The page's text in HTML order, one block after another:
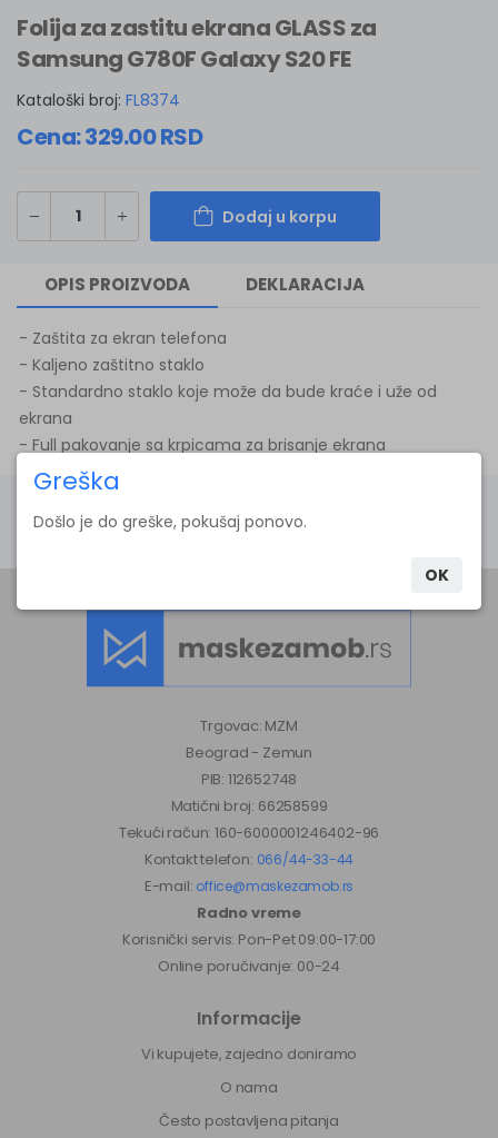
Folija za zastitu ekrana GLASS za
Samsung G780F Galaxy S20 FE
Kataloški broj: FL8374
Cena:329.00RSD
Dodaj u korpu
OPIS PROIZVODA DEKLARACIJA
- Zaštita za ekran telefona
- Kaljeno zaštitno staklo
- Standardno staklo koje može da bude kraće i uže od
ekrana
- Full pakovanje sa krpicama za brisanje ekrana
Trgovac: MZM
Beograd - Zemun
PIB: 112652748
Matični broj: 66258599
Tekući račun: 160-6000001246402-96
Kontakt telefon: 066/44-33-44
E-mail: office@maskezamob.rs
Radno vreme
Korisnički servis: Pon-Pet 09:00-17:00
Online poručivanje: 00-24
Informacije
Vi kupujete, zajedno doniramo
O nama
Često postavljena pitanja
Greška
Došlo je do greške, pokušaj ponovo.
OK
Greška
Došlo je do greške, pokušaj ponovo.
OK